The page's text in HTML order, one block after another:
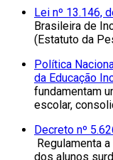
Lei nº 13.146,
Brasileira de
(Estatuto da
Política
da Educação
fundamentam
escolar,
Decreto nº
Regulamenta
dos alunos